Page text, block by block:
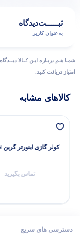
ثبـــــت‌دیدگاه
به‌عنوان کاربر
امتیاز دریافت کنید.
کالاهای مشابه
کولر گازی اینورتر گرین GREEN
تماس بگیرید
دسترسی های سریع